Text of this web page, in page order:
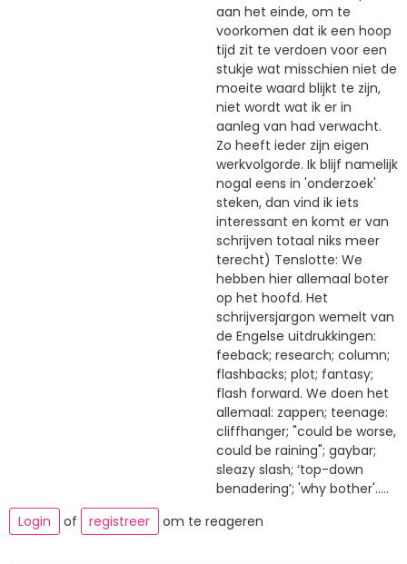
aan het einde, om te
voorkomen dat ik een hoop
tijd zit te verdoen voor een
stukje wat misschien niet de
moeite waard blijkt te zijn,
niet wordt wat ik er in
aanleg van had verwacht.
Zo heeft ieder zijn eigen
werkvolgorde. Ik blijf namelijk
nogal eens in 'onderzoek'
steken, dan vind ik iets
interessant en komt er van
schrijven totaal niks meer
terecht) Tenslotte: We
hebben hier allemaal boter
op het hoofd. Het
schrijversjargon wemelt van
de Engelse uitdrukkingen:
feeback; research; column;
flashbacks; plot; fantasy;
flash forward. We doen het
allemaal: zappen; teenage:
cliffhanger; "could be worse,
could be raining"; gaybar;
sleazy slash; ‘top-down
benadering’; 'why bother'.....
Login
of registreer om te reageren